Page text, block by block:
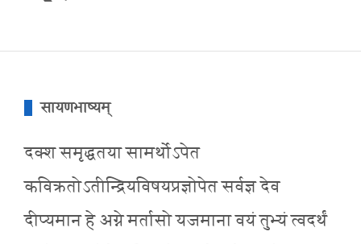
सायणभाष्यम्
दक्श समृद्धतया सामर्थोऽपेत
कविक्रतोऽतीन्द्रियविषयप्रज्ञोपेत सर्वज्ञ देव
दीप्यमान हे अग्ने मर्तासो यजमाना वयं तुभ्यं त्वदर्थं